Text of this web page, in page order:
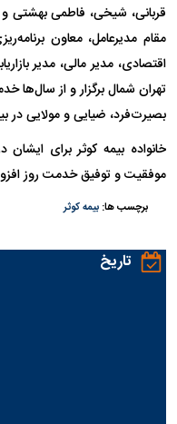
قربانی، شیخی، فاطمی بهشتی
مقام مدیرعامل، معاون
اقتصادی، مدیر مالی، مدیر
تهران شمال برگزار و از سال‌ها
بصیرت‌فرد، ضیایی و مولایی در
خانواده بیمه کوثر برای
موفقیت و توفیق خدمت روز
برچسب ها:بیمه کوثر
تاریخ